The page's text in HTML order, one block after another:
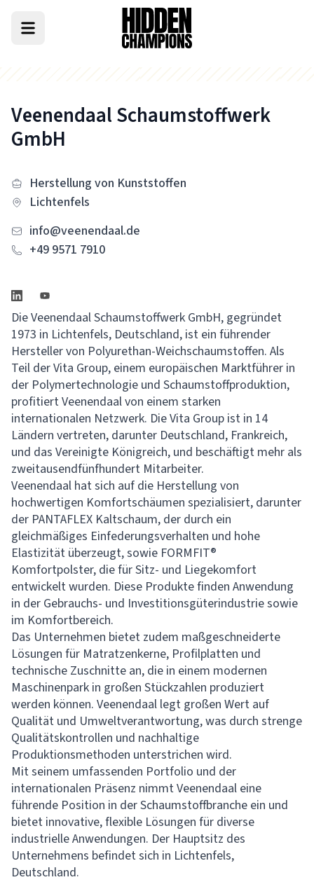
Veenendaal Schaumstoffwerk
GmbH
Herstellung von Kunststoffen
Lichtenfels
info@veenendaal.de
+49 9571 7910
Die Veenendaal Schaumstoffwerk GmbH, gegründet
1973 in Lichtenfels, Deutschland, ist ein führender
Hersteller von Polyurethan-Weichschaumstoffen. Als
Teil der Vita Group, einem europäischen Marktführer in
der Polymertechnologie und Schaumstoffproduktion,
profitiert Veenendaal von einem starken
internationalen Netzwerk. Die Vita Group ist in 14
Ländern vertreten, darunter Deutschland, Frankreich,
und das Vereinigte Königreich, und beschäftigt mehr als
zweitausendfünfhundert Mitarbeiter.
Veenendaal hat sich auf die Herstellung von
hochwertigen Komfortschäumen spezialisiert, darunter
der PANTAFLEX Kaltschaum, der durch ein
gleichmäßiges Einfederungsverhalten und hohe
Elastizität überzeugt, sowie FORMFIT®
Komfortpolster, die für Sitz- und Liegekomfort
entwickelt wurden. Diese Produkte finden Anwendung
in der Gebrauchs- und Investitionsgüterindustrie sowie
im Komfortbereich.
Das Unternehmen bietet zudem maßgeschneiderte
Lösungen für Matratzenkerne, Profilplatten und
technische Zuschnitte an, die in einem modernen
Maschinenpark in großen Stückzahlen produziert
werden können. Veenendaal legt großen Wert auf
Qualität und Umweltverantwortung, was durch strenge
Qualitätskontrollen und nachhaltige
Produktionsmethoden unterstrichen wird.
Mit seinem umfassenden Portfolio und der
internationalen Präsenz nimmt Veenendaal eine
führende Position in der Schaumstoffbranche ein und
bietet innovative, flexible Lösungen für diverse
industrielle Anwendungen. Der Hauptsitz des
Unternehmens befindet sich in Lichtenfels,
Deutschland.